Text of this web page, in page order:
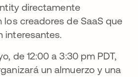
directamente
los creadores de SaaS que
interesantes.
de 12:00 a 3:30 pm PDT,
un almuerzo y una